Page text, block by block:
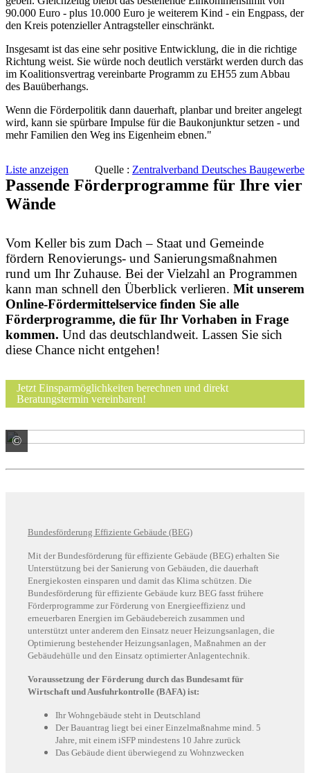
90.000 Euro - plus 10.000 Euro je weiterem Kind - ein Engpass, der
den Kreis potenzieller Antragsteller einschränkt.
Insgesamt ist das eine sehr positive Entwicklung, die in die richtige
Richtung weist. Sie würde noch deutlich verstärkt werden durch das
im Koalitionsvertrag vereinbarte Programm zu EH55 zum Abbau
des Bauüberhangs.
Wenn die Förderpolitik dann dauerhaft, planbar und breiter angelegt
wird, kann sie spürbare Impulse für die Baukonjunktur setzen - und
mehr Familien den Weg ins Eigenheim ebnen."
Quelle : Zentralverband Deutsches Baugewerbe
Liste anzeigen
Passende Förderprogramme für Ihre vier
Wände
Vom Keller bis zum Dach – Staat und Gemeinde
fördern Renovierungs- und Sanierungsmaßnahmen
rund um Ihr Zuhause. Bei der Vielzahl an Programmen
kann man schnell den Überblick verlieren. Mit unserem
Online-Fördermittelservice finden Sie alle
Förderprogramme, die für Ihr Vorhaben in Frage
kommen. Und das deutschlandweit. Lassen Sie sich
diese Chance nicht entgehen!
Jetzt Einsparmöglichkeiten berechnen und direkt
Beratungstermin vereinbaren!
© © sdecoret / stock.adobe.com
Bundesförderung Effiziente Gebäude (BEG)
Mit der Bundesförderung für effiziente Gebäude (BEG) erhalten Sie
Unterstützung bei der Sanierung von Gebäuden, die dauerhaft
Energiekosten einsparen und damit das Klima schützen. Die
Bundesförderung für effiziente Gebäude kurz BEG fasst frühere
Förderprogramme zur Förderung von Energieeffizienz und
erneuerbaren Energien im Gebäudebereich zusammen und
unterstützt unter anderem den Einsatz neuer Heizungsanlagen, die
Optimierung bestehender Heizungsanlagen, Maßnahmen an der
Gebäudehülle und den Einsatz optimierter Anlagentechnik.
Voraussetzung der Förderung durch das Bundesamt für
Wirtschaft und Ausfuhrkontrolle (BAFA) ist:
Ihr Wohngebäude steht in Deutschland
Der Bauantrag liegt bei einer Einzelmaßnahme mind. 5
Jahre, mit einem iSFP mindestens 10 Jahre zurück
Das Gebäude dient überwiegend zu Wohnzwecken